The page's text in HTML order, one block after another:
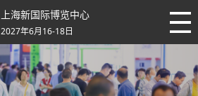
上海新国际博览中心
2027年6月16-18日